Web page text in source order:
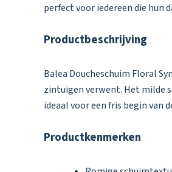
perfect voor iedereen die hun
Productbeschrijving
Balea Doucheschuim Floral
zintuigen verwent. Het milde
ideaal voor een fris begin van
Productkenmerken